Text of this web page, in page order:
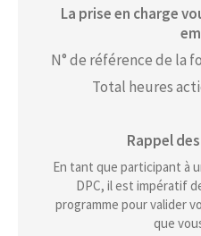
La prise en charge
N° de référence de la
Total heures
Rappel
En tant que participant à
DPC, il est impératif
programme pour valider
que